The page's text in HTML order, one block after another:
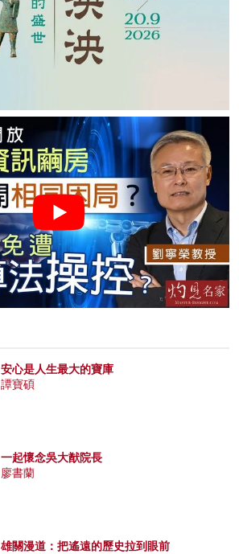
安心是人生最大的寶庫
譚寶碩
一起懷念吳大猷院長
廖書蘭
雄關漫道：把遙遠的歷史拉到眼前